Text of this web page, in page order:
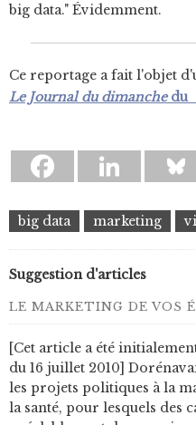
big data." Évidemment.
Ce reportage a fait l'objet
Le Journal du dimanchedu
big data marketing
Suggestion d'articles
LE MARKETING DE VOS
[Cet article a été
du 16 juillet 2010]
les projets politiques à la
la santé, pour lesquels des